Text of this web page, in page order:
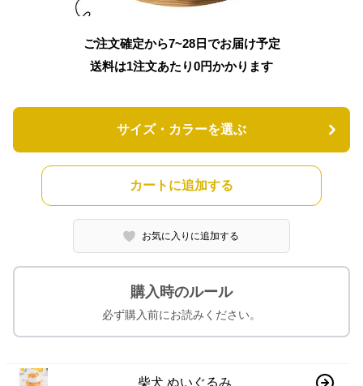
ご注文確定から7~28日でお届け予定
送料は1注文あたり0円かかります
サイズ・カラーを選ぶ
カートに追加する
お気に入りに追加する
購入時のルール
必ず購入前にお読みください。
柴犬 ぬいぐるみ